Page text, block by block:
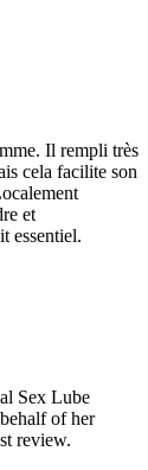
Il rempli très
cela facilite son
et
essentiel.
Sex Lube
of her
review.